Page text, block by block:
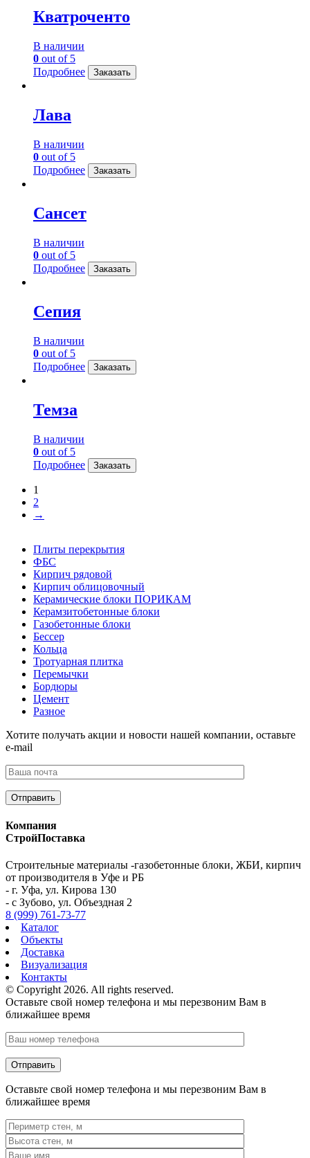
Кватроченто
В наличии
0 out of 5
Подробнее
Заказать
Лава
В наличии
0 out of 5
Подробнее
Заказать
Сансет
В наличии
0 out of 5
Подробнее
Заказать
Сепия
В наличии
0 out of 5
Подробнее
Заказать
Темза
В наличии
0 out of 5
Подробнее
Заказать
1
2
→
Плиты перекрытия
ФБС
Кирпич рядовой
Кирпич облицовочный
Керамические блоки ПОРИКАМ
Керамзитобетонные блоки
Газобетонные блоки
Бессер
Кольца
Тротуарная плитка
Перемычки
Бордюры
Цемент
Разное
Хотите получать акции и новости нашей компании, оставьте
e-mail
Компания
СтройПоставка
Строительные материалы -газобетонные блоки, ЖБИ, кирпич
от производителя в Уфе и РБ
- г. Уфа, ул. Кирова 130
- с Зубово, ул. Объездная 2
8 (999) 761-73-77
Каталог
Объекты
Доставка
Визуализация
Контакты
© Copyright 2026. All rights reserved.
Оставьте свой номер телефона и мы перезвоним Вам в
ближайшее время
Оставьте свой номер телефона и мы перезвоним Вам в
ближайшее время